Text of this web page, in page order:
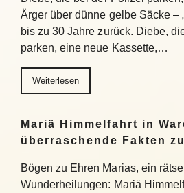
Ärger über dünne gelbe Säcke –
bis zu 30 Jahre zurück. Diebe,
parken, eine neue Kassette,…
Weiterlesen
Mariä Himmelfahrt in
überraschende Fakten
Bögen zu Ehren Marias, ein
Wunderheilungen: Mariä